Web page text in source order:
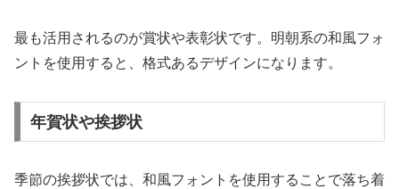
最も活用されるのが賞状や表彰状です。明朝系の和風フォ
ントを使用すると、格式あるデザインになります。
年賀状や挨拶状
季節の挨拶状では、和風フォントを使用することで落ち着